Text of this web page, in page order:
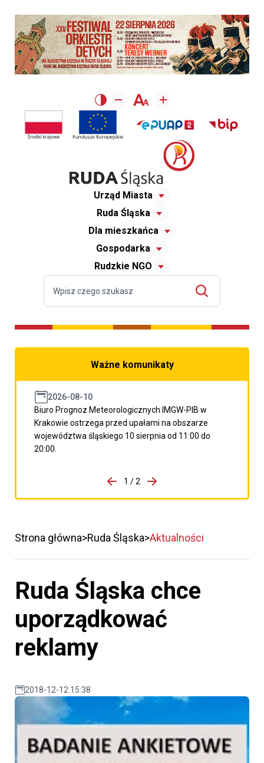
Urząd Miasta
Ruda Śląska
Dla mieszkańca
Gospodarka
Rudzkie NGO
Ważne komunikaty
2026-08-10
Biuro Prognoz Meteorologicznych IMGW-PIB w
Krakowie ostrzega przed upałami na obszarze
województwa śląskiego 10 sierpnia od 11:00 do
20:00.
porzpedniego komunikatu
1 / 2
Przejdź do następnego
Strona główna Ruda Śląska Aktualności
Ruda Śląska chce
uporządkować
reklamy
2018-12-12 15:38